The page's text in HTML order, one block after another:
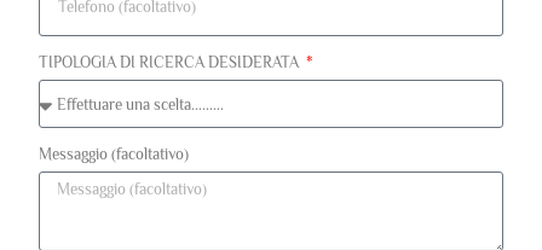
TIPOLOGIA DI RICERCA DESIDERATA
Messaggio (facoltativo)